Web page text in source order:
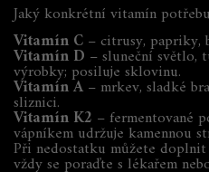
Jaký konkrétní vitamín
Vitamín C – citrusy, papriky,
Vitamín D – sluneční světlo,
výrobky; posiluje sklovinu.
Vitamín A – mrkev, sladké
sliznici.
Vitamín K2 – fermentované
vápníkem udržuje kamennou
Při nedostatku můžete
vždy se poraďte s lékařem